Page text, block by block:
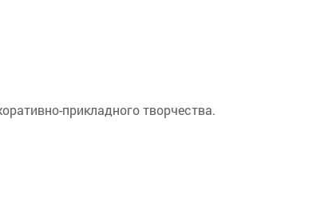
прикладного творчества.